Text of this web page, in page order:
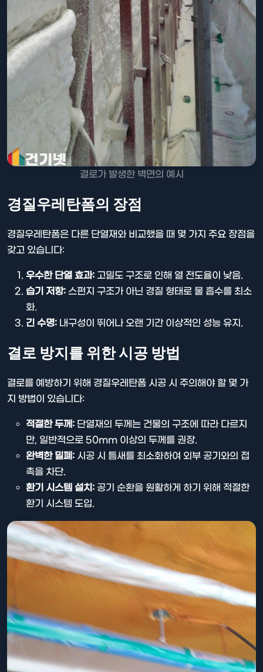
결로가 발생한 벽면의 예시
경질우레탄폼의 장점
경질우레탄폼은 다른 단열재와 비교했을 때 몇 가지 주요 장점을
갖고 있습니다:
우수한 단열 효과: 고밀도 구조로 인해 열 전도율이 낮음.
습기 저항: 스펀지 구조가 아닌 경질 형태로 물 흡수를 최소
화.
긴 수명: 내구성이 뛰어나 오랜 기간 이상적인 성능 유지.
결로 방지를 위한 시공 방법
결로를 예방하기 위해 경질우레탄폼 시공 시 주의해야 할 몇 가
지 방법이 있습니다:
적절한 두께: 단열재의 두께는 건물의 구조에 따라 다르지
만, 일반적으로 50mm 이상의 두께를 권장.
완벽한 밀폐: 시공 시 틈새를 최소화하여 외부 공기와의 접
촉을 차단.
환기 시스템 설치: 공기 순환을 원활하게 하기 위해 적절한
환기 시스템 도입.